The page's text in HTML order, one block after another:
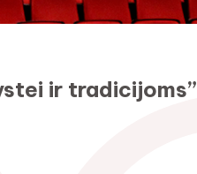
ir tradicijoms”